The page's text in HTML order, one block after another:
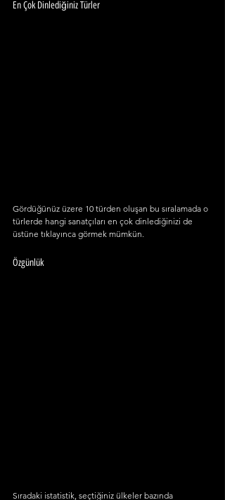
En Çok Dinlediğiniz Türler
Gördüğünüz üzere 10 türden oluşan bu sıralamada o
türlerde hangi sanatçıları en çok dinlediğinizi de
üstüne tıklayınca görmek mümkün.
Özgünlük
Sıradaki istatistik, seçtiğiniz ülkeler bazında